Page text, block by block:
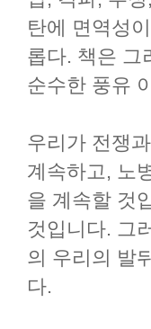
탄에 면역성
롭다. 책은 그
순수한 풍유
우리가 전쟁
계속하고, 노
을 계속할 것
것입니다. 그
의 우리의 발
다.